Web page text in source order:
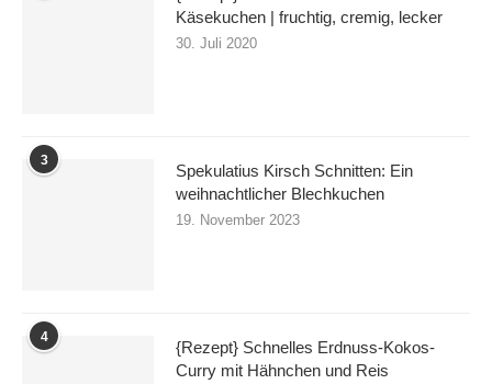
Käsekuchen | fruchtig, cremig, lecker
30. Juli 2020
3
Spekulatius Kirsch Schnitten: Ein
weihnachtlicher Blechkuchen
19. November 2023
4
{Rezept} Schnelles Erdnuss-Kokos-
Curry mit Hähnchen und Reis